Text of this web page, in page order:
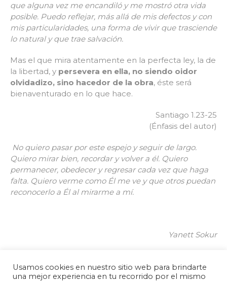
que alguna vez me encandiló y me mostró otra vida
posible. Puedo reflejar, más allá de mis defectos y con
mis particularidades, una forma de vivir que trasciende
lo natural y que trae salvación.
Mas el que mira atentamente en la perfecta ley, la de
la libertad, y persevera en ella, no siendo oidor
olvidadizo, sino hacedor de la obra, éste será
bienaventurado en lo que hace.
Santiago 1.23-25
(Énfasis del autor)
No quiero pasar por este espejo y seguir de largo.
Quiero mirar bien, recordar y volver a él. Quiero
permanecer, obedecer y regresar cada vez que haga
falta. Quiero verme como Él me ve y que otros puedan
reconocerlo a Él al mirarme a mí.
Yanett Sokur
Usamos cookies en nuestro sitio web para brindarte
una mejor experiencia en tu recorrido por el mismo